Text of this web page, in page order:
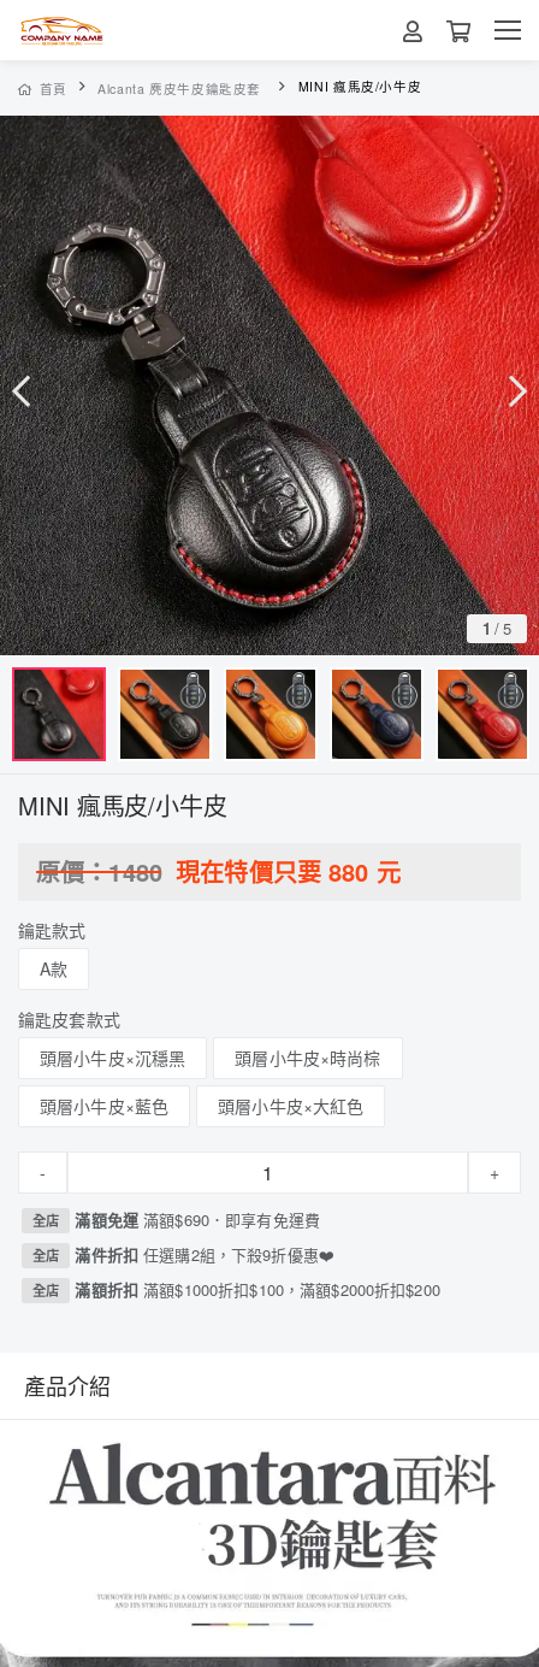
首頁 Alcanta 麂皮牛皮鑰匙皮套 MINI 瘋馬皮/小牛皮
1 /5
MINI 瘋馬皮/小牛皮
原價：1480 現在特價只要880 元
鑰匙款式
A款
鑰匙皮套款式
頭層小牛皮×沉穩黑
頭層小牛皮×時尚棕
頭層小牛皮×藍色
頭層小牛皮×大紅色
- +
全店 滿額免運滿額$690．即享有免運費
全店 滿件折扣任選購2組，下殺9折優惠❤️
全店 滿額折扣滿額$1000折扣$100，滿額$2000折扣$200
產品介紹